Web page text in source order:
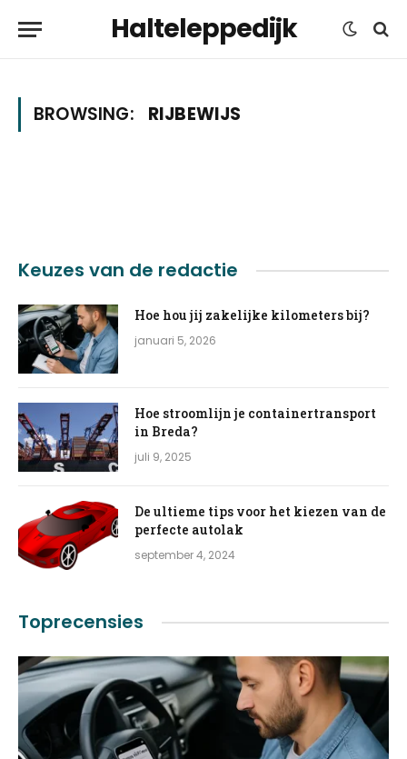
Halteleppedijk
BROWSING: RIJBEWIJS
Keuzes van de redactie
Hoe hou jij zakelijke kilometers bij?
januari 5, 2026
Hoe stroomlijn je containertransport
in Breda?
juli 9, 2025
De ultieme tips voor het kiezen van de
perfecte autolak
september 4, 2024
Toprecensies